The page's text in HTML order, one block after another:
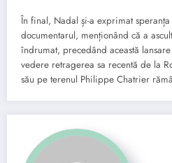
În final, Nadal și-a exprimat
documentarul, menționând că a
îndrumat, precedând această
vedere retragerea sa recentă de la
său pe terenul Philippe Chatrier